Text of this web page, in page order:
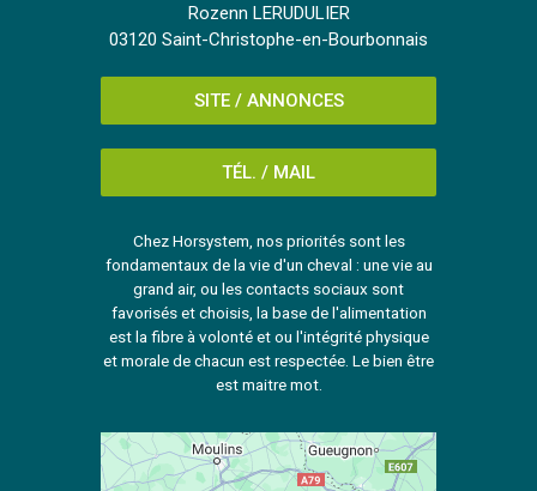
Rozenn LERUDULIER
03120 Saint-Christophe-en-Bourbonnais
SITE / ANNONCES
TÉL. / MAIL
Chez Horsystem, nos priorités sont les
fondamentaux de la vie d'un cheval : une vie au
grand air, ou les contacts sociaux sont
favorisés et choisis, la base de l'alimentation
est la fibre à volonté et ou l'intégrité physique
et morale de chacun est respectée. Le bien être
est maitre mot.